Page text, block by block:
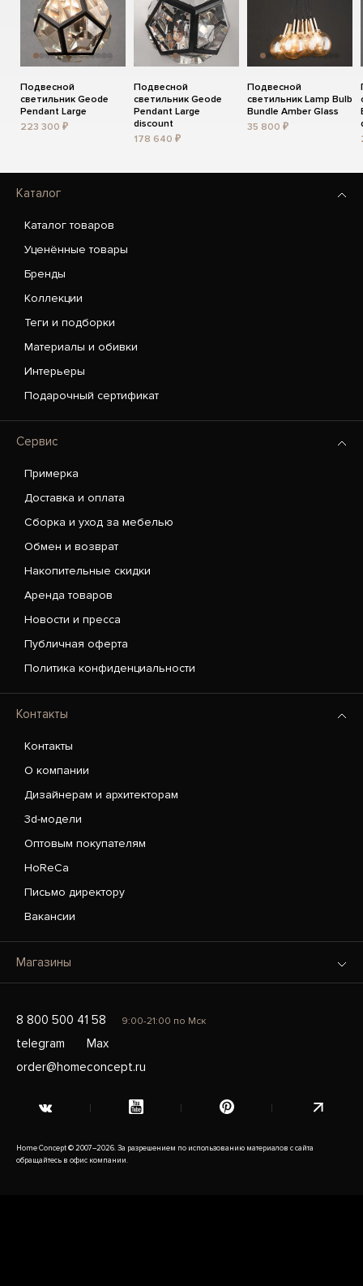
Подвесной
светильник Geode
Pendant Large
223 300 ₽
Подвесной
светильник Geode
Pendant Large
discount
178 640 ₽
Подвесной
светильник Lamp Bulb
Bundle Amber Glass
35 800 ₽
Каталог
Каталог товаров
Уценённые товары
Бренды
Коллекции
Теги и подборки
Материалы и обивки
Интерьеры
Подарочный сертификат
Сервис
Примерка
Доставка и оплата
Сборка и уход за мебелью
Обмен и возврат
Накопительные скидки
Аренда товаров
Новости и пресса
Публичная оферта
Политика конфиденциальности
Контакты
Контакты
О компании
Дизайнерам и архитекторам
3d-модели
Оптовым покупателям
HoReCa
Письмо директору
Вакансии
Магазины
8 800 500 41 58 9:00-21:00 по Мск
telegram
Max
order@homeconcept.ru
Home Concept © 2007–2026. За разрешением по использованию материалов с сайта
обращайтесь в офис компании.